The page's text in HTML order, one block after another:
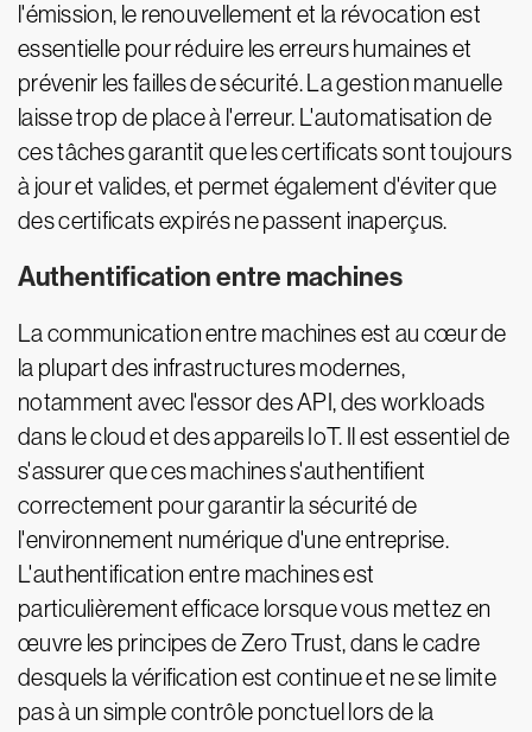
l'émission, le renouvellement et la révocation est
essentielle pour réduire les erreurs humaines et
prévenir les failles de sécurité. La gestion manuelle
laisse trop de place à l'erreur. L'automatisation de
ces tâches garantit que les certificats sont toujours
à jour et valides, et permet également d'éviter que
des certificats expirés ne passent inaperçus.
Authentification entre machines
La communication entre machines est au cœur de
la plupart des infrastructures modernes,
notamment avec l'essor des API, des workloads
dans le cloud et des appareils IoT. Il est essentiel de
s'assurer que ces machines s'authentifient
correctement pour garantir la sécurité de
l'environnement numérique d'une entreprise.
L'authentification entre machines est
particulièrement efficace lorsque vous mettez en
œuvre les principes de Zero Trust, dans le cadre
desquels la vérification est continue et ne se limite
pas à un simple contrôle ponctuel lors de la